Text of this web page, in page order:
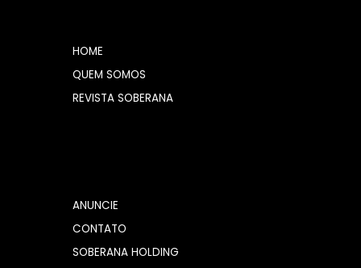
HOME
QUEM SOMOS
REVISTA SOBERANA
ANUNCIE
CONTATO
SOBERANA HOLDING